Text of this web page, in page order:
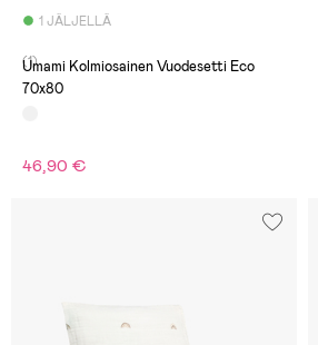
1 JÄLJELLÄ
(1)
Umami Kolmiosainen Vuodesetti Eco
70x80
46,90 €